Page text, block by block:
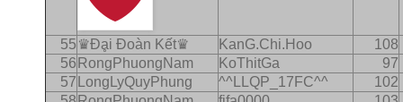
55 ♛Ðḁi Ðoàn Kết♛ KanG.Chi.Hoo
108
56 RongPhuongNam KoThitGa
97
57
LongLyQuyPhung ^^LLQP_17FC^^
102